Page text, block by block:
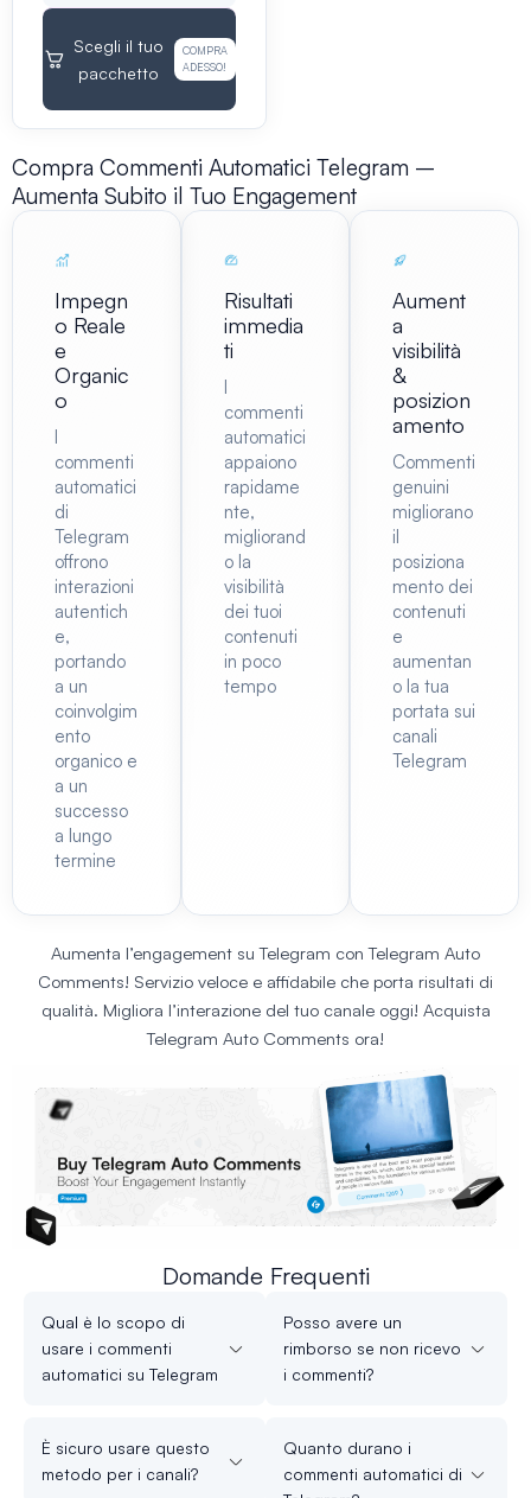
Scegli il tuo
pacchetto
COMPRA
ADESSO!
Compra Commenti Automatici Telegram –
Aumenta Subito il Tuo Engagement
Impegn
o Reale
e
Organic
o
I
commenti
automatici
di
Telegram
offrono
interazioni
autentich
e,
portando
a un
coinvolgim
ento
organico e
a un
successo
a lungo
termine
Risultati
immedia
ti
I
commenti
automatici
appaiono
rapidame
nte,
migliorand
o la
visibilità
dei tuoi
contenuti
in poco
tempo
Aument
a
visibilità
&
posizion
amento
Commenti
genuini
migliorano
il
posiziona
mento dei
contenuti
e
aumentan
o la tua
portata sui
canali
Telegram
Aumenta l’engagement su Telegram con Telegram Auto
Comments! Servizio veloce e affidabile che porta risultati di
qualità. Migliora l’interazione del tuo canale oggi! Acquista
Telegram Auto Comments ora!
Domande Frequenti
Qual è lo scopo di
usare i commenti
automatici su Telegram
È sicuro usare questo
metodo per i canali?
Posso avere un
rimborso se non ricevo
i commenti?
Quanto durano i
commenti automatici di